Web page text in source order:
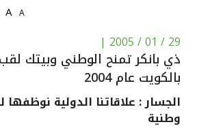
الاستثمار
القنوات المصرفية
A
A
29 / 01 / 2005
|
ذي بانكر تمنح الوطني وبيتك
بالكويت عام 2004
الجسار : علاقاتنا الدولية
وطنية